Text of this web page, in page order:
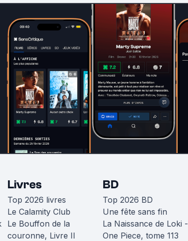
Livres
Top 2026 livres
Le Calamity Club
Le Bouffon de la
couronne, Livre II
BD
Top 2026 BD
Une fête sans fin
La Naissance de Loki -
One Piece, tome 113